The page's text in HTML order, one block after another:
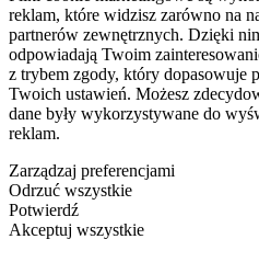
reklam, które widzisz zarówno na
partnerów zewnętrznych. Dzięki
odpowiadają Twoim
z trybem zgody, który dopasowuje
Twoich ustawień. Możesz
dane były wykorzystywane do
reklam.
Zarządzaj preferencjami
Odrzuć wszystkie
Potwierdź
Akceptuj wszystkie